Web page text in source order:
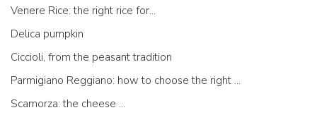
Venere Rice: the right rice for...
Delica pumpkin
Ciccioli, from the peasant tradition
Parmigiano Reggiano: how to choose the right one
Scamorza: the cheese ...